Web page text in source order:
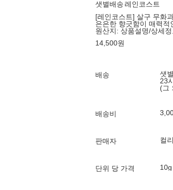
샛별배송레인코스트
[레인코스트] 살구 무화
은은한 향긋함이 매력적
원산지: 상품설명/상세
14,500원
배송
샛
23
(그
배송비
판매자 컬리
단위 당 가격